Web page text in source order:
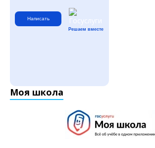
Написать
Решаем вместе
Моя школа